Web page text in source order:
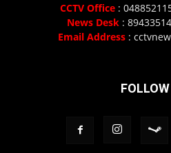
CCTV Office:
News Desk:
Email Address :